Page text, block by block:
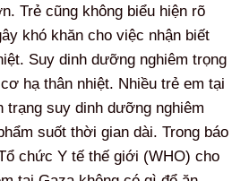
Trẻ cũng không biểu hiện rõ
khó khăn cho việc nhận biết
Suy dinh dưỡng nghiêm trọng
hạ thân nhiệt. Nhiều trẻ em tại
trạng suy dinh dưỡng nghiêm
suốt thời gian dài. Trong báo
chức Y tế thế giới (WHO) cho